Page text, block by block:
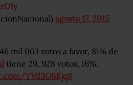
agosto 17, 2015
mil 063 votos a favor, 81% de
tiene 29, 928 votos, 16%.
YVd3G6Kjq8